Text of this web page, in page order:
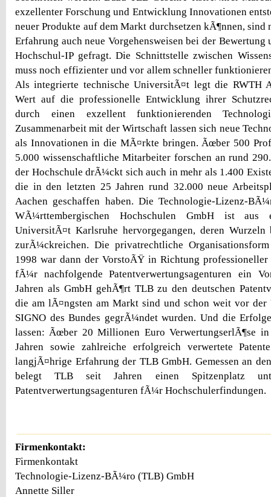
exzellenter Forschung und Entwicklung Innovationen
neuer Produkte auf dem Markt durchsetzen kÃ¶nnen, sind
Erfahrung auch neue Vorgehensweisen bei der
Hochschul-IP gefragt. Die Schnittstelle zwischen
muss noch effizienter und vor allem schneller
Als integrierte technische UniversitÃ¤t legt die RWTH
Wert auf die professionelle Entwicklung ihrer
durch einen exzellent funktionierenden
Zusammenarbeit mit der Wirtschaft lassen sich neue
als Innovationen in die MÃ¤rkte bringen. Ãœber 500
5.000 wissenschaftliche Mitarbeiter forschen an rund
der Hochschule drÃ¼ckt sich auch in mehr als 1.400
die in den letzten 25 Jahren rund 32.000 neue
Aachen geschaffen haben. Die Technologie-Lizenz-
WÃ¼rttembergischen Hochschulen GmbH ist
UniversitÃ¤t Karlsruhe hervorgegangen, deren
zurÃ¼ckreichen. Die privatrechtliche
1998 war dann der VorstoÃŸ in Richtung professioneller
fÃ¼r nachfolgende Patentverwertungsagenturen ein
Jahren als GmbH gehÃ¶rt TLB zu den deutschen
die am lÃ¤ngsten am Markt sind und schon weit vor der
SIGNO des Bundes gegrÃ¼ndet wurden. Und die
lassen: Ãœber 20 Millionen Euro VerwertungserlÃ¶se
Jahren sowie zahlreiche erfolgreich verwertete
langjÃ¤hrige Erfahrung der TLB GmbH. Gemessen an
belegt TLB seit Jahren einen Spitzenplatz
Patentverwertungsagenturen fÃ¼r Hochschulerfindungen.
Firmenkontakt:
Firmenkontakt
Technologie-Lizenz-BÃ¼ro (TLB) GmbH
Annette Siller